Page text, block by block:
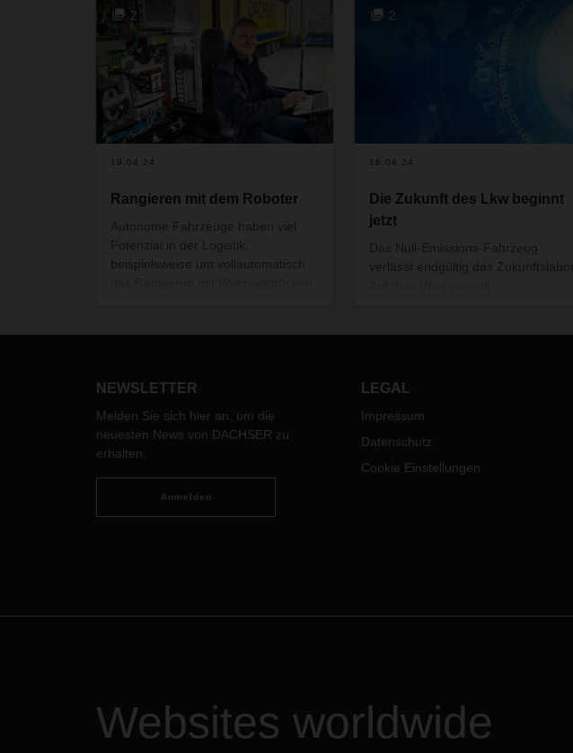
2
19.04.24
Rangieren mit dem Roboter
Autonome Fahrzeuge haben viel
Potenzial in der Logistik,
beispielsweise um vollautomatisch
Speditionshof sicher und effizient
im Echtbetrieb geforscht.
2
16.04.24
Die Zukunft des Lkw beginnt
jetzt
Das Null-Emissions-Fahrzeug
verlässt endgültig das Zukunftslabor.
NEWSLETTER
Melden Sie sich hier an, um die
neuesten News von DACHSER zu
erhalten.
Anmelden
LEGAL
Impressum
Datenschutz
Cookie Einstellungen
Websites worldwide